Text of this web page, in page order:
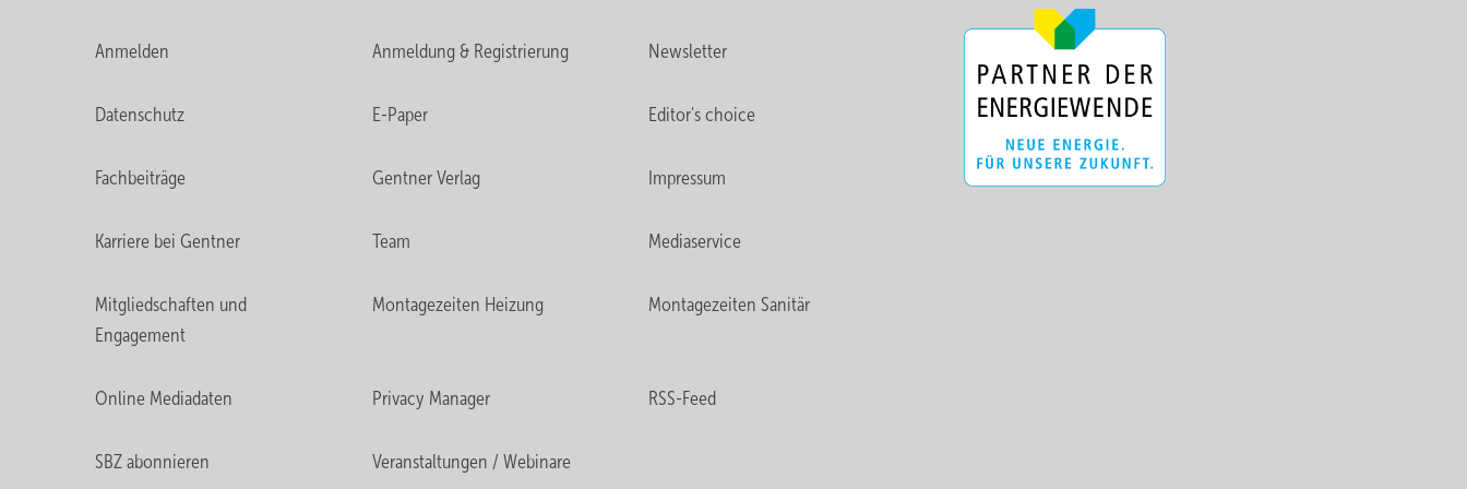
Anmelden Anmeldung & Registrierung Newsletter
Datenschutz E-Paper Editor's choice
Fachbeiträge Gentner Verlag Impressum
Karriere bei Gentner Team Mediaservice
Mitgliedschaften und
Engagement
Montagezeiten Heizung Montagezeiten Sanitär
Online Mediadaten Privacy Manager RSS-Feed
SBZ abonnieren Veranstaltungen / Webinare